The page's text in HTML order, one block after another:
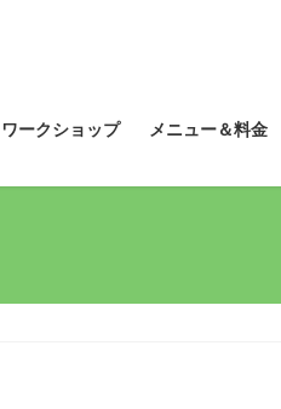
ワークショップ メニュー＆料金